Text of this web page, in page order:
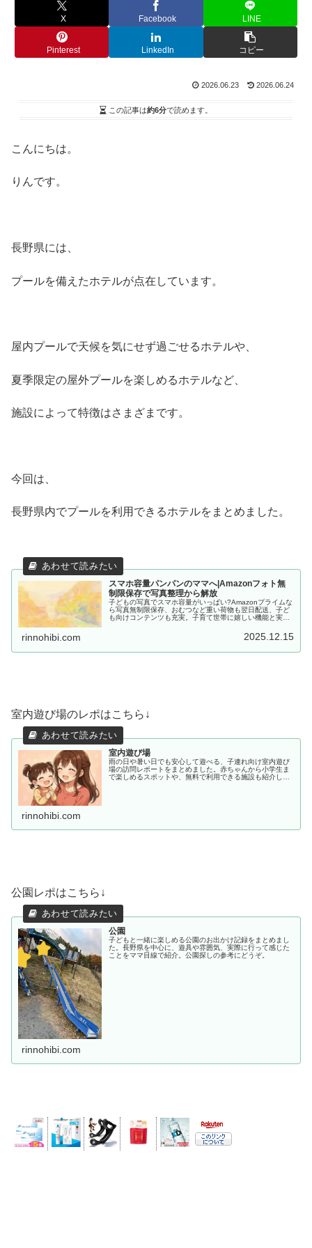
X Facebook LINE
Pinterest LinkedIn コピー
2026.06.23 2026.06.24
この記事は約6分で読めます。
こんにちは。
りんです。
長野県には、
プールを備えたホテルが点在しています。
屋内プールで天候を気にせず過ごせるホテルや、
夏季限定の屋外プールを楽しめるホテルなど、
施設によって特徴はさまざまです。
今回は、
長野県内でプールを利用できるホテルをまとめました。
スマホ容量パンパンのママへ|Amazonフォト無
制限保存で写真整理から解放
子どもの写真でスマホ容量がいっぱい?Amazonプライムな
ら写真無制限保存、おむつなど重い荷物も翌日配送、子ど
も向けコンテンツも充実。子育て世帯に嬉しい機能と実際
rinnohibi.com 2025.12.15
室内遊び場のレポはこちら↓
室内遊び場
雨の日や暑い日でも安心して遊べる、子連れ向け室内遊び
場の訪問レポートをまとめました。赤ちゃんから小学生ま
で楽しめるスポットや、無料で利用できる施設も紹介して
rinnohibi.com
公園レポはこちら↓
公園
子どもと一緒に楽しめる公園のお出かけ記録をまとめまし
た。長野県を中心に、遊具や雰囲気、実際に行って感じた
ことをママ目線で紹介。公園探しの参考にどうぞ。
rinnohibi.com